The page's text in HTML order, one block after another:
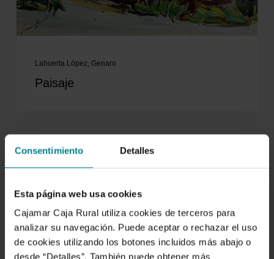
Consentimiento Detalles
Esta página web usa cookies
Cajamar Caja Rural utiliza cookies de terceros para
analizar su navegación. Puede aceptar o rechazar el uso
de cookies utilizando los botones incluidos más abajo o
desde “Detalles”. También puede obtener más
Lahuerta López, Genaro
Paisaje